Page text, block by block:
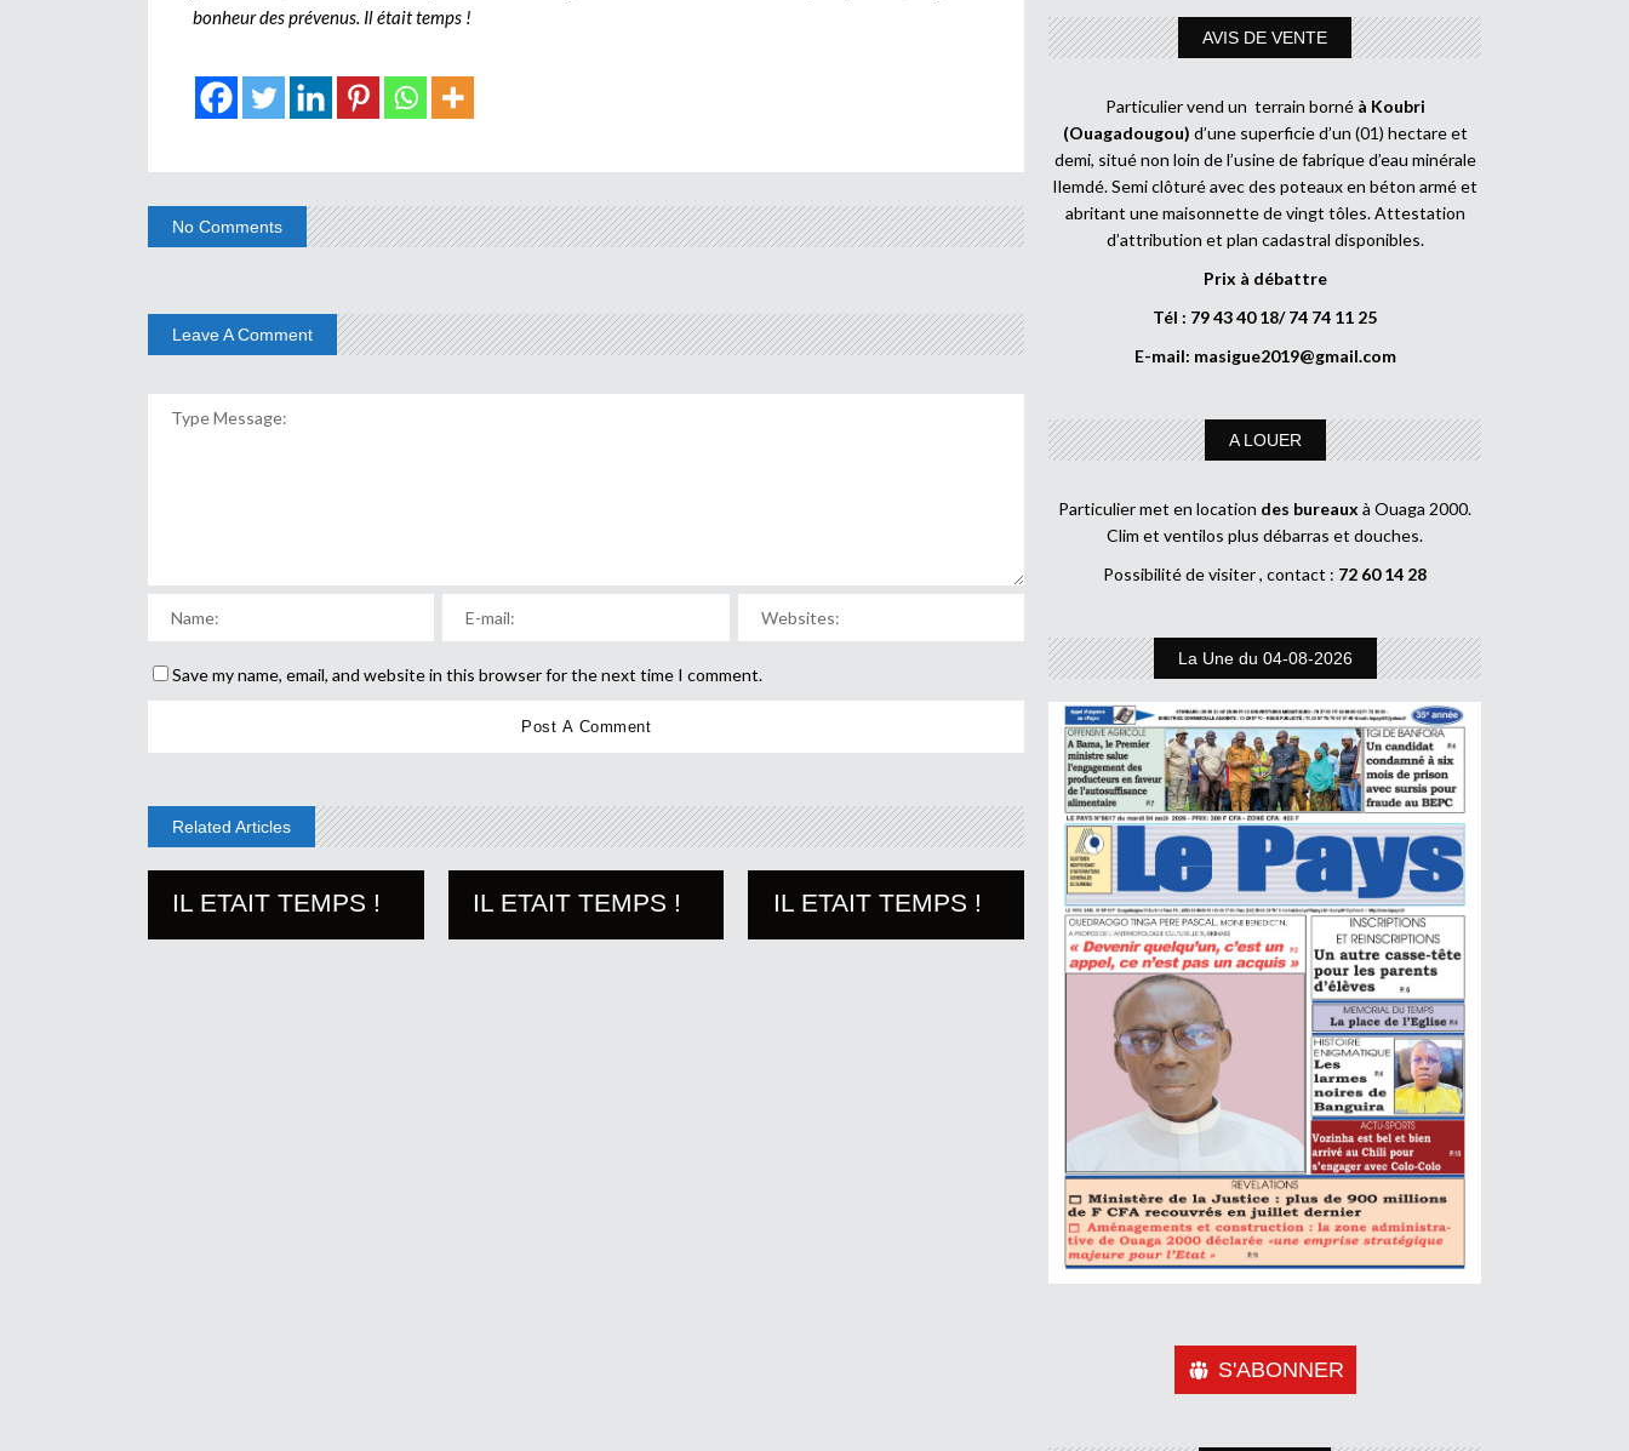
bonheur des prévenus. Il était temps !
No Comments
Leave A Comment
Save my name, email, and website in this browser for the next time I comment.
Related Articles
IL ETAIT TEMPS ! IL ETAIT TEMPS ! IL ETAIT TEMPS !
AVIS DE VENTE
Particulier vend un terrain borné à Koubri
(Ouagadougou) d’une superficie d’un (01) hectare et
demi, situé non loin de l’usine de fabrique d’eau minérale
Ilemdé. Semi clôturé avec des poteaux en béton armé et
abritant une maisonnette de vingt tôles. Attestation
d’attribution et plan cadastral disponibles.
Prix à débattre
Tél : 79 43 40 18/ 74 74 11 25
E-mail: masigue2019@gmail.com
A LOUER
Particulier met en location des bureaux à Ouaga 2000.
Clim et ventilos plus débarras et douches.
Possibilité de visiter , contact : 72 60 14 28
La Une du 04-08-2026
S'ABONNER